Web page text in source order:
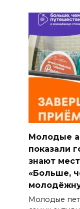
Молодые
показали
знают
«Больше,
Молодые